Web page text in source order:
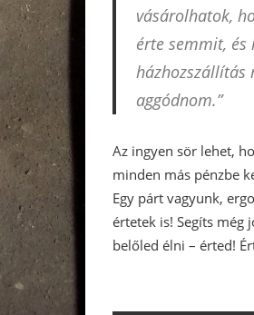
vásárolhatok,
érte semmit, és
aggódnom.”
Az ingyen sör lehet,
minden más pénzbe
Egy párt vagyunk,
értetek is! Segíts még
belőled élni – érted!